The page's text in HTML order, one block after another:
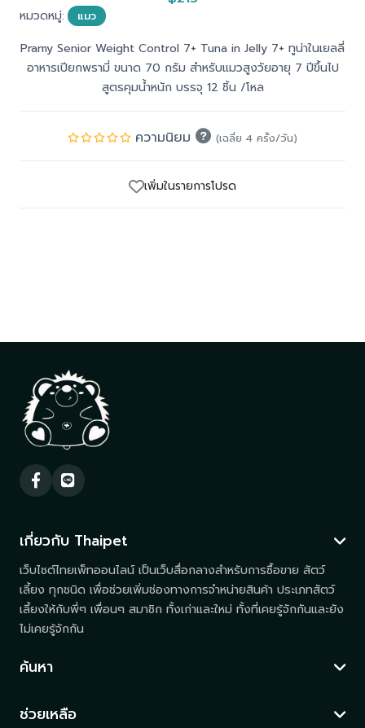
หมวดหมู่: แมว
Pramy Senior Weight Control 7+ Tuna in Jelly 7+ ทูน่าในเยลลี่
อาหารเปียกพรามี่ ขนาด 70 กรัม สำหรับแมวสูงวัยอายุ 7 ปีขึ้นไป
สูตรคุมน้ำหนัก บรรจุ 12 ชิ้น /โหล
ความนิยม (เฉลี่ย 4 ครั้ง/วัน)
เพิ่มในรายการโปรด
เกี่ยวกับ Thaipet
เว็บไซต์ไทยเพ็ทออนไลน์ เป็นเว็บสื่อกลางสำหรับการซื้อขาย สัตว์
เลี้ยง ทุกชนิด เพื่อช่วยเพิ่มช่องทางการจำหน่ายสินค้า ประเภทสัตว์
เลี้ยงให้กับพี่ๆ เพื่อนๆ สมาชิก ทั้งเก่าและใหม่ ทั้งที่เคยรู้จักกันและยัง
ไม่เคยรู้จักกัน
ค้นหา
ช่วยเหลือ